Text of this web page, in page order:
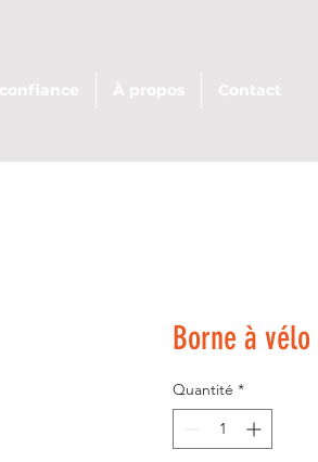
À propos Contact
Borne à vélo
Quantité *